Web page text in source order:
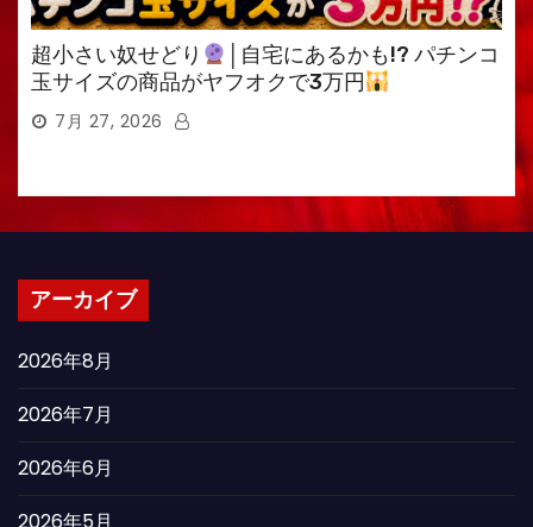
超小さい奴せどり
│自宅にあるかも!? パチンコ
玉サイズの商品がヤフオクで3万円
7月 27, 2026
アーカイブ
2026年8月
2026年7月
2026年6月